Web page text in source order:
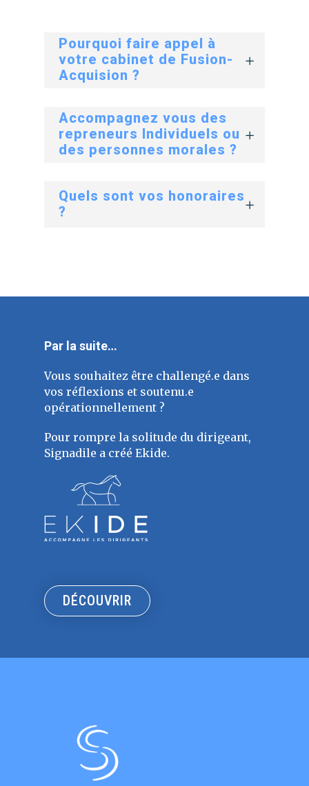
Pourquoi faire appel à
votre cabinet de Fusion-
Acquision ?
Accompagnez vous des
repreneurs Individuels ou
des personnes morales ?
Quels sont vos honoraires
?
Par la suite…
Vous souhaitez être challengé.e dans
vos réflexions et soutenu.e
opérationnellement ?
Pour rompre la solitude du dirigeant,
Signadile a créé Ekide.
DÉCOUVRIR